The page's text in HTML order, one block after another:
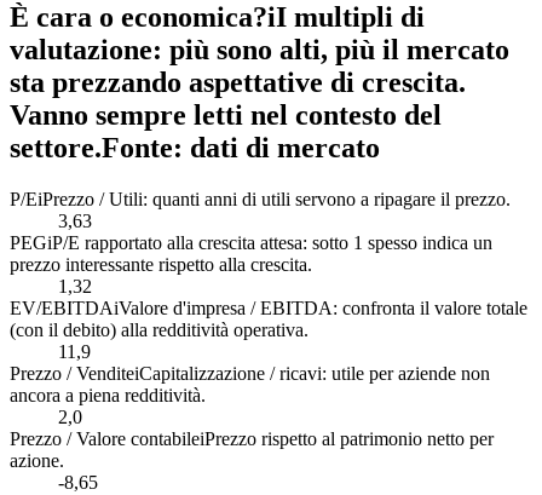
È cara o economica?iI multipli di
valutazione: più sono alti, più il mercato
sta prezzando aspettative di crescita.
Vanno sempre letti nel contesto del
settore.Fonte: dati di mercato
P/EiPrezzo / Utili: quanti anni di utili servono a ripagare il prezzo.
3,63
PEGiP/E rapportato alla crescita attesa: sotto 1 spesso indica un
prezzo interessante rispetto alla crescita.
1,32
EV/EBITDAiValore d'impresa / EBITDA: confronta il valore totale
(con il debito) alla redditività operativa.
11,9
Prezzo / VenditeiCapitalizzazione / ricavi: utile per aziende non
ancora a piena redditività.
2,0
Prezzo / Valore contabileiPrezzo rispetto al patrimonio netto per
azione.
-8,65